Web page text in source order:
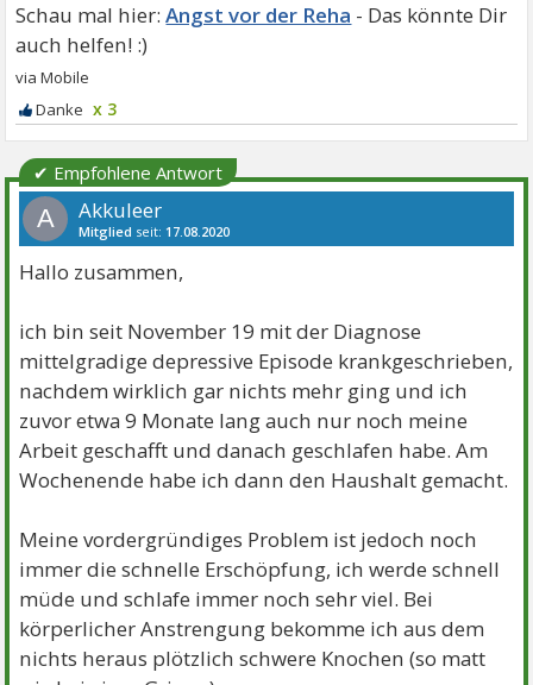
Angst vor der Reha
x 3
✔ Empfohlene Antwort
A Akkuleer
Mitglied seit: 17.08.2020
Hallo zusammen,
ich bin seit November 19 mit der Diagnose
mittelgradige depressive Episode krankgeschrieben,
nachdem wirklich gar nichts mehr ging und ich
zuvor etwa 9 Monate lang auch nur noch meine
Arbeit geschafft und danach geschlafen habe. Am
Wochenende habe ich dann den Haushalt gemacht.
Meine vordergründiges Problem ist jedoch noch
immer die schnelle Erschöpfung, ich werde schnell
müde und schlafe immer noch sehr viel. Bei
körperlicher Anstrengung bekomme ich aus dem
nichts heraus plötzlich schwere Knochen (so matt